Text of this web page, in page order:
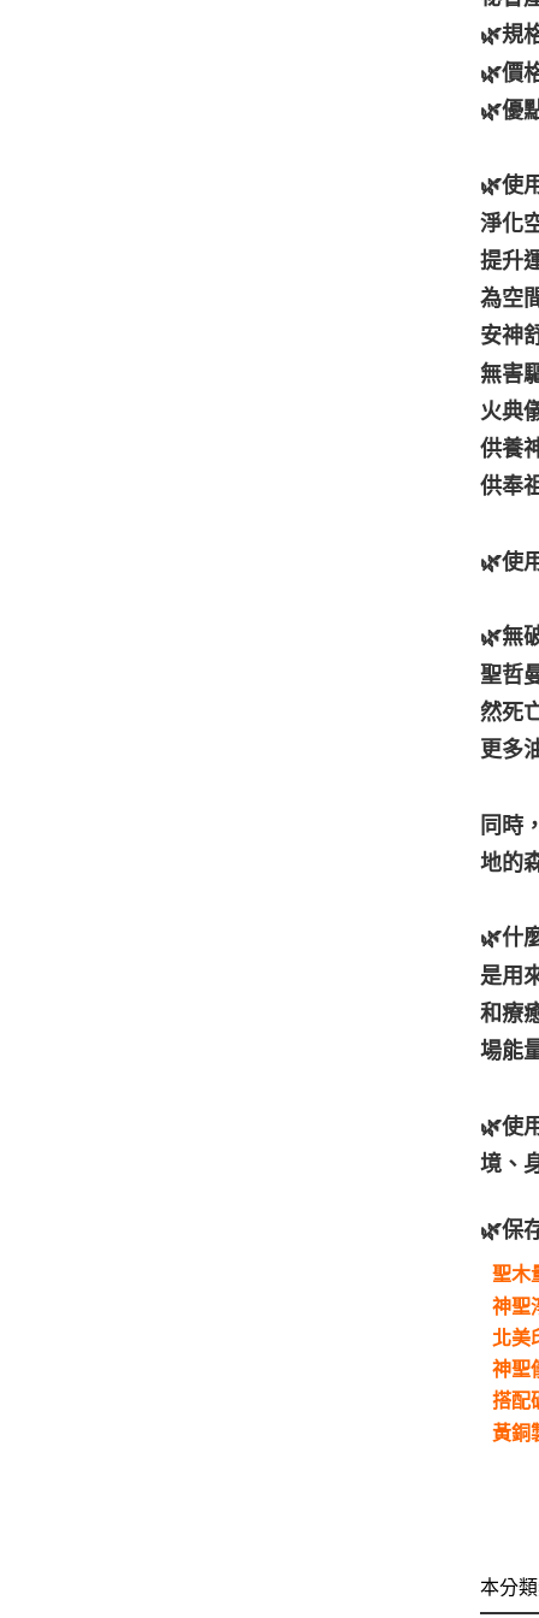
🌿規
🌿價
🌿優
🌿使
淨化
提升
為空
安神
無害
火典
供養
供奉
🌿使
🌿無
聖哲
然死
更多
同時
地的
🌿什
是用
和療
場能
🌿使
境、
🌿保
聖木
神聖
北美
神聖
搭配
黃銅
本分